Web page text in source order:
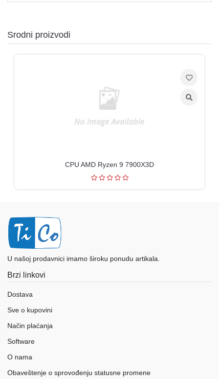
Srodni proizvodi
CPU AMD Ryzen 9 7900X3D
U našoj prodavnici imamo široku ponudu artikala.
Brzi linkovi
Dostava
Sve o kupovini
Način plaćanja
Software
O nama
Obaveštenje o sprovođenju statusne promene